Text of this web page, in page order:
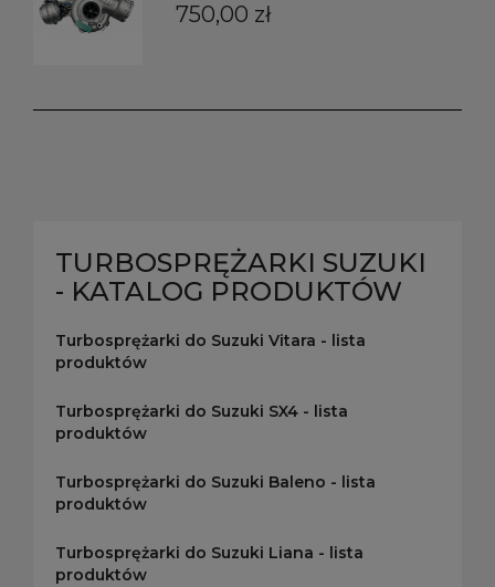
750,00 zł
TURBOSPRĘŻARKI SUZUKI
- KATALOG PRODUKTÓW
Turbosprężarki do Suzuki Vitara - lista
produktów
Turbosprężarki do Suzuki SX4 - lista
produktów
Turbosprężarki do Suzuki Baleno - lista
produktów
Turbosprężarki do Suzuki Liana - lista
produktów